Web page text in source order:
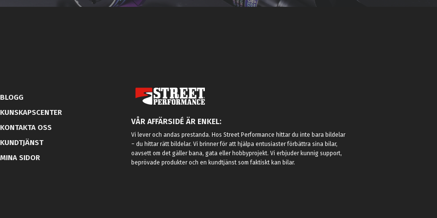
BLOGG
KUNSKAPSCENTER
KONTAKTA OSS
KUNDTJÄNST
MINA SIDOR
VÅR AFFÄRSIDÉ ÄR ENKEL:
Vi lever och andas prestanda. Hos Street Performance hittar du inte bara bildelar
– du hittar rätt bildelar. Vi brinner för att hjälpa entusiaster förbättra sina bilar,
oavsett om det gäller bana, gata eller hobbyprojekt. Vi erbjuder kunnig support,
beprövade produkter och en kundtjänst som faktiskt kan bilar.